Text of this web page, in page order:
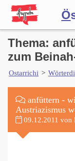
Ö
Forum
Blog
Thema:
zum
Ostarrichi >
anfüttern -
Austriazismus
09.12.2011 von